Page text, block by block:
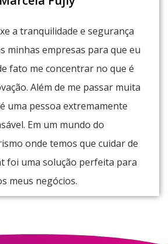
a tranquilidade e segurança
minhas empresas para que eu
fato me concentrar no que é
Além de me passar muita
uma pessoa extremamente
Em um mundo do
onde temos que cuidar de
foi uma solução perfeita para
meus negócios.